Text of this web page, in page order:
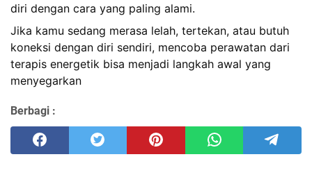
diri dengan cara yang paling alami.
Jika kamu sedang merasa lelah, tertekan, atau butuh
koneksi dengan diri sendiri, mencoba perawatan dari
terapis energetik bisa menjadi langkah awal yang
menyegarkan
Berbagi :